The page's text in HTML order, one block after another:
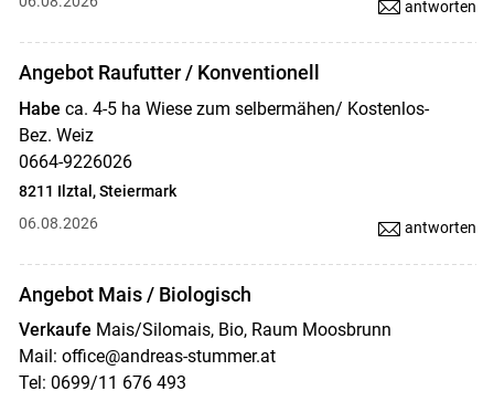
antworten
Angebot Raufutter / Konventionell
Habe ca. 4-5 ha Wiese zum selbermähen/ Kostenlos-
Bez. Weiz
0664-9226026
8211 Ilztal, Steiermark
06.08.2026
antworten
Angebot Mais / Biologisch
Verkaufe Mais/Silomais, Bio, Raum Moosbrunn
Mail: office@andreas-stummer.at
Tel: 0699/11 676 493